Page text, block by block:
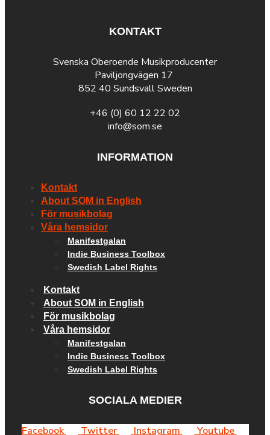
KONTAKT
Svenska Oberoende Musikproducenter
Paviljongvägen 17
852 40 Sundsvall Sweden
+46 (0) 60 12 22 02
info@som.se
INFORMATION
Kontakt
About SOM in English
För musikbolag
Våra hemsidor
Manifestgalan
Indie Business Toolbox
Swedish Label Rights
Kontakt
About SOM in English
För musikbolag
Våra hemsidor
Manifestgalan
Indie Business Toolbox
Swedish Label Rights
SOCIALA MEDIER
Facebook Twitter Instagram Youtube